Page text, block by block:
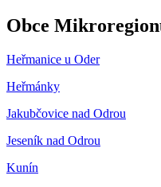
Obce
Heřmanice u Oder
Heřmánky
Jakubčovice nad Odrou
Jeseník nad Odrou
Kunín